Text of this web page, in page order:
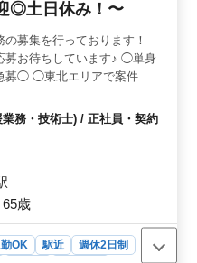
で仕事に集中できま
は従業員の健康と幸福
提供しています。雇用保
社会保障が整っており、
らに、年2回の賞与や時
され、働きがいを感じ
◎土日休み！〜
募集を行っております！
募お待ちしています♪ ◯単身
募◯ ◯東北エリアで案件受
) ・工事管理(品質・工程・安
業務 等 ＊週休2日制 ＊単身
代、60代歓迎 50代以上で土
験者の方、お気軽にお問い
皆様のご応募お待ちしてお
務・技術士) / 正社員・契約
歳
OK 駅近
週休2日制